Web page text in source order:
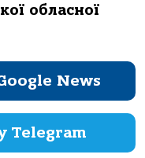
облaсної
News
Telegram